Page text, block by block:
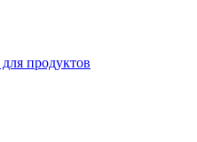
продуктов